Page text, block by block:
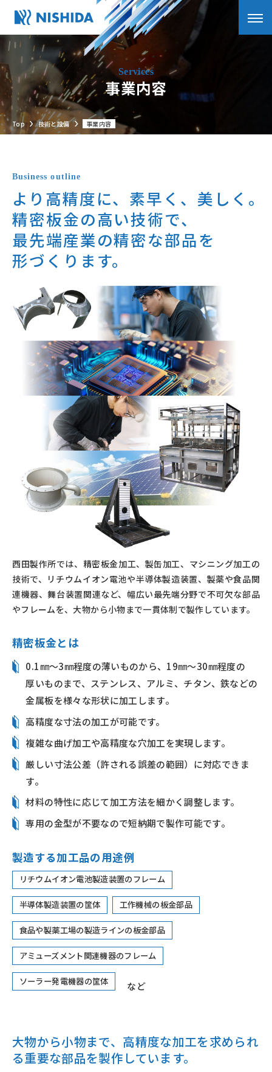
事業内容
Top 技術と設備 事業内容
Business outline
より高精度に、素早く、美し く。
精密板金の高い技術で、
最先端産業の精密な部品を
形づくります。
西田製作所では、精密板金加工、製缶加工、マシニング加工の
技術で、リチウムイオン電池や半導体製造装置、製薬や食品関
連機器、舞台装置関連など、幅広い最先端分野で不可欠な部品
やフレームを、大物から小物まで一貫体制で製作しています。
精密板金とは
0.1㎜〜3㎜程度の薄いものから、 19㎜〜30㎜程度の
厚いものまで、 ステンレス、 アルミ、 チタン、鉄などの
金属板を様々な形状に加工します。
高精度な寸法の加工が可能です。
複雑な曲げ加工や高精度な穴加工を実現します。
厳しい寸法公差（許される誤差の範囲）に対応できま
す。
材料の特性に応じて加工方法を細かく調整します。
専用の金型が不要なので短納期で製作可能です。
製造する加工品の用途例
リチウムイオン電池製造装置のフレーム
半導体製造装置の筐体 工作機械の板金部品
食品や製薬工場の製造ラインの板金部品
アミューズメント関連機器のフレーム
ソーラー発電機器の筐体 など
大物から小物まで、高精度な加工を求められ
る重要な部品を製作しています。